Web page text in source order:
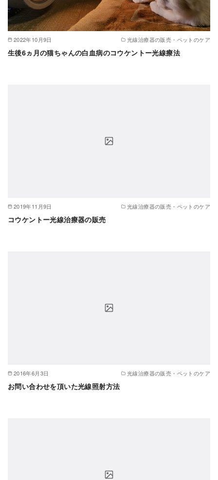
2022年10月9日 光線治療器の販売・ペットのケア
生後6ヵ月の猫ちゃんの白血病のコウケントー光線療法
2019年11月9日 光線治療器の販売・ペットのケア
コウケントー光線治療器の販売
2016年6月3日 光線治療器の販売・ペットのケア
お問い合わせを頂いた光線照射方法